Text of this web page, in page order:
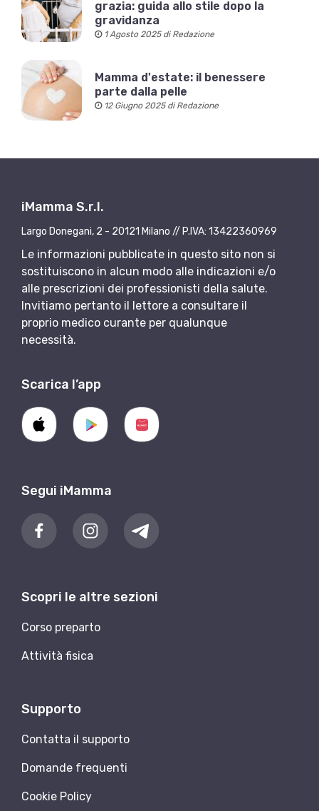
grazia: guida allo stile dopo la
gravidanza
1 Agosto 2025 di Redazione
Mamma d'estate: il benessere
parte dalla pelle
12 Giugno 2025 di Redazione
iMamma S.r.l.
Largo Donegani, 2 - 20121 Milano // P.IVA: 13422360969
Le informazioni pubblicate in questo sito non si
sostituiscono in alcun modo alle indicazioni e/o
alle prescrizioni dei professionisti della salute.
Invitiamo pertanto il lettore a consultare il
proprio medico curante per qualunque
necessità.
Scarica l’app
Segui iMamma
Scopri le altre sezioni
Corso preparto
Attività fisica
Supporto
Contatta il supporto
Domande frequenti
Cookie Policy